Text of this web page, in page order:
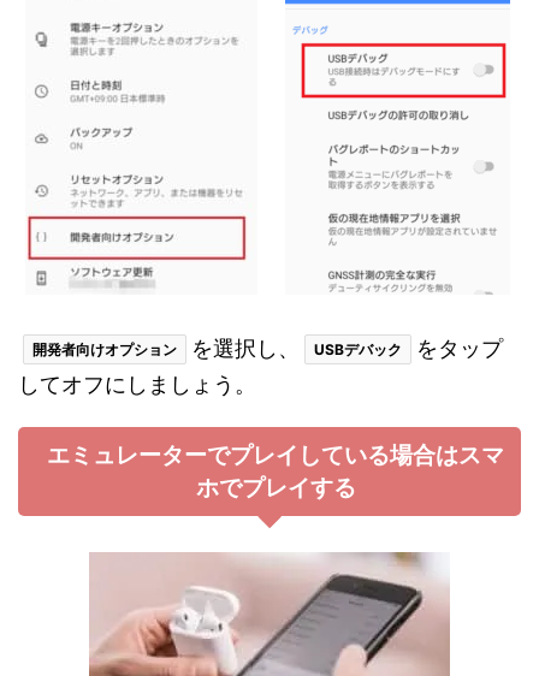
開発者向けオプション を選択し、 USBデバック
をタップ
してオフにしましょう。
エミュレーターでプレイしている場合はスマ
ホでプレイする